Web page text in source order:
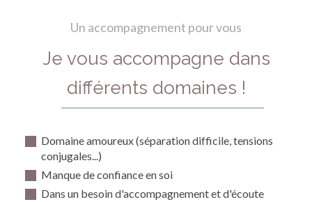
Un accompagnement pour vous
Je vous accompagne dans
différents domaines !
Domaine amoureux (séparation difficile, tensions
conjugales...)
Manque de confiance en soi
Dans un besoin d'accompagnement et d'écoute